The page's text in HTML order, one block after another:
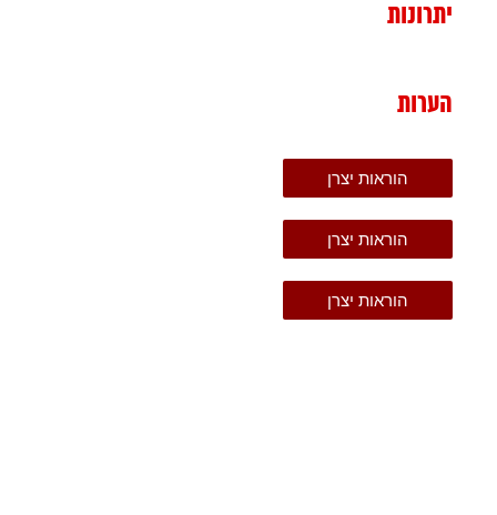
יתרונות
הערות
הוראות יצרן
הוראות יצרן
הוראות יצרן